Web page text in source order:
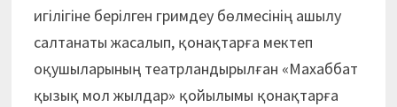
игілігіне берілген гримдеу бөлмесінің ашылу
салтанаты жасалып, қонақтарға мектеп
оқушыларының театрландырылған «Махаббат
қызық мол жылдар» қойылымы қонақтарға